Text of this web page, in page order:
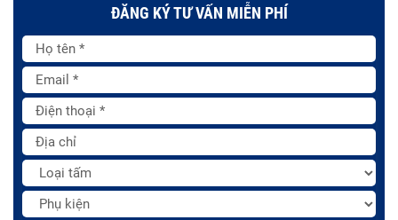
ĐĂNG KÝ TƯ VẤN MIỄN PHÍ